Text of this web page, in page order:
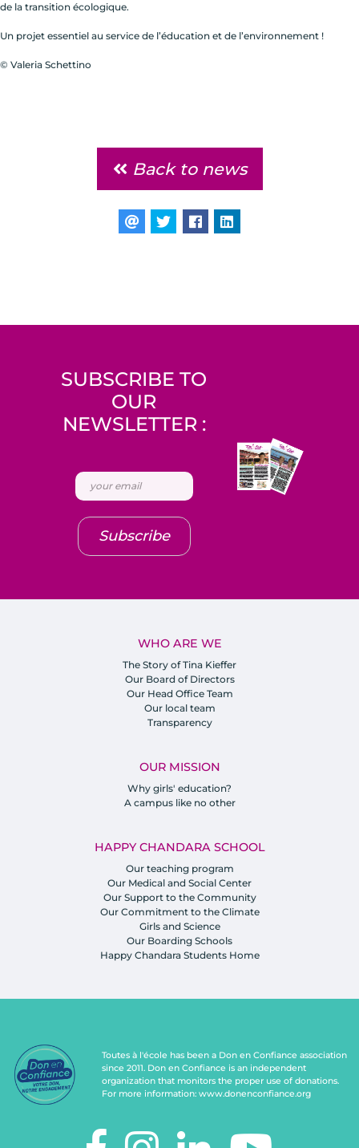
de la transition écologique.
Un projet essentiel au service de l’éducation et de l’environnement !
© Valeria Schettino
Back to news
WHO ARE WE
The Story of Tina Kieffer
Our Board of Directors
Our Head Office Team
Our local team
Transparency
OUR MISSION
Why girls' education?
A campus like no other
HAPPY CHANDARA SCHOOL
Our teaching program
Our Medical and Social Center
Our Support to the Community
Our Commitment to the Climate
Girls and Science
Our Boarding Schools
Happy Chandara Students Home
SUBSCRIBE TO
OUR
NEWSLETTER :
Subscribe
Toutes à l'école has been a Don en Confiance association
since 2011. Don en Confiance is an independent
organization that monitors the proper use of donations.
For more information: www.donenconfiance.org